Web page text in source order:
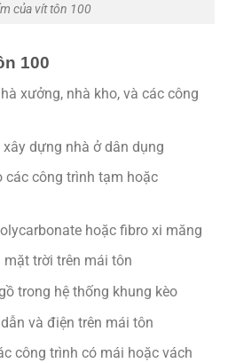
của vít tôn 100
100
xưởng, nhà kho, và các công
dựng nhà ở dân dụng
các công trình tạm hoặc
hoặc fibro xi măng
mặt trời trên mái tôn
trong hệ thống khung kèo
và điện trên mái tôn
công trình có mái hoặc vách